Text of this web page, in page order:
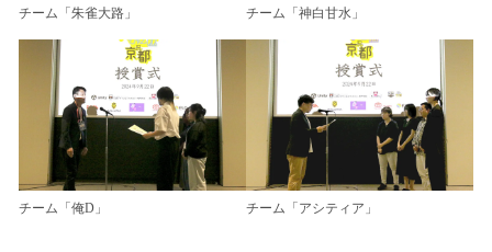
チーム「朱雀大路」 チーム「神白甘水」
チーム「俺D」 チーム「アシティア」